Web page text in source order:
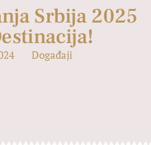
Srbija 2025
Događaji